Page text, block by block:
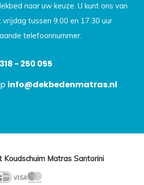
naar uw keuze. U kunt ons van
tussen 9.00 en 17.30 uur
telefoonnummer.
- 250 055
info@dekbedenmatras.nl
Koudschuim Matras Santorini